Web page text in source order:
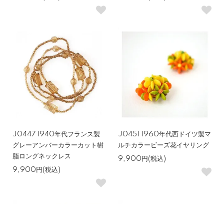
J0447 1940年代フランス製
グレーアンバーカラーカット樹
脂ロングネックレス
9,900円(税込)
J0451 1960年代西ドイツ製マ
ルチカラービーズ花イヤリング
9,900円(税込)